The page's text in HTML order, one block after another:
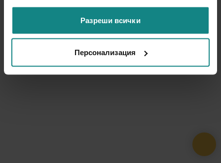
ползването от Ваша страна на услугите им.
Разреши всички
Персонализация